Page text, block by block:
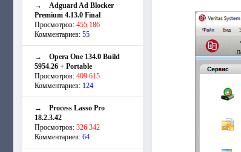
→ Adguard Ad Blocker
Premium 4.13.0 Final
Просмотров: 455 186
Комментариев: 55
→ Opera One 134.0 Build
5954.26 + Portable
Просмотров: 409 615
Комментариев: 124
→ Process Lasso Pro
18.2.3.42
Просмотров: 326 342
Комментариев: 64